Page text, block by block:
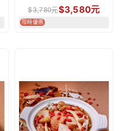
$3,780元$3,580元
限時優惠